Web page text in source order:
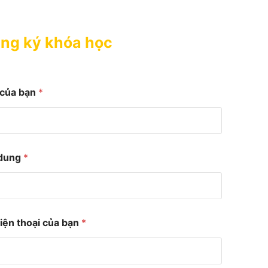
ký khóa học
bạn *
*
thoại của bạn *